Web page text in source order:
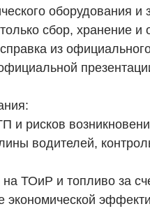
оборудования
сбор, хранение и
из
и рисков
водителей,
ТОиР и топливо за